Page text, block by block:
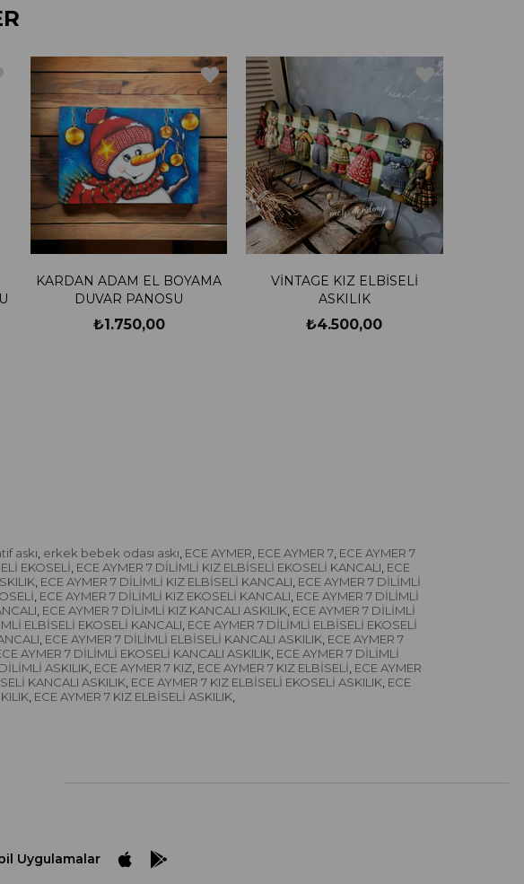
KARDAN ADAM EL BOYAMA
DUVAR PANOSU
₺1.750,00
VİNTAGE KIZ ELBİSELİ
ASKILIK
₺4.500,00
askı, erkek bebek odası askı, ECE AYMER, ECE AYMER 7, ECE AYMER 7
EKOSELİ, ECE AYMER 7 DİLİMLİ KIZ ELBİSELİ EKOSELİ KANCALI, ECE
, ECE AYMER 7 DİLİMLİ KIZ ELBİSELİ KANCALI, ECE AYMER 7 DİLİMLİ
, ECE AYMER 7 DİLİMLİ KIZ EKOSELİ KANCALI, ECE AYMER 7 DİLİMLİ
, ECE AYMER 7 DİLİMLİ KIZ KANCALI ASKILIK, ECE AYMER 7 DİLİMLİ
ELBİSELİ EKOSELİ KANCALI, ECE AYMER 7 DİLİMLİ ELBİSELİ EKOSELİ
, ECE AYMER 7 DİLİMLİ ELBİSELİ KANCALI ASKILIK, ECE AYMER 7
AYMER 7 DİLİMLİ EKOSELİ KANCALI ASKILIK, ECE AYMER 7 DİLİMLİ
ASKILIK, ECE AYMER 7 KIZ, ECE AYMER 7 KIZ ELBİSELİ, ECE AYMER
KANCALI ASKILIK, ECE AYMER 7 KIZ ELBİSELİ EKOSELİ ASKILIK, ECE
, ECE AYMER 7 KIZ ELBİSELİ ASKILIK,
Uygulamalar